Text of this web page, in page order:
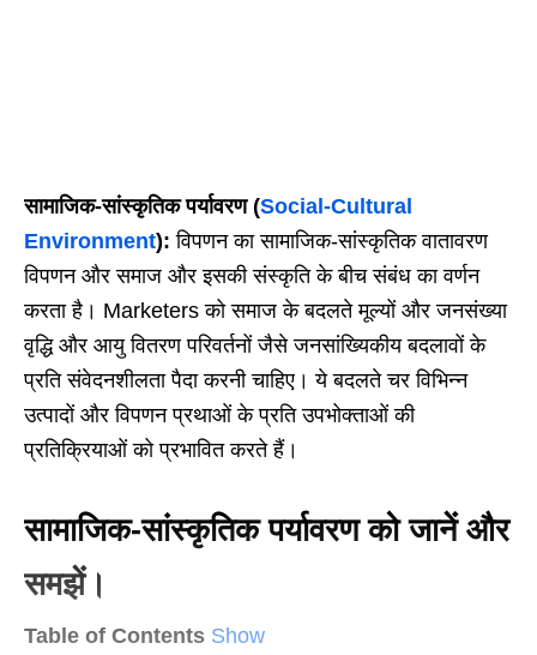
सामाजिक-सांस्कृतिक पर्यावरण (Social-Cultural
Environment): विपणन का सामाजिक-सांस्कृतिक वातावरण
विपणन और समाज और इसकी संस्कृति के बीच संबंध का वर्णन
करता है। Marketers को समाज के बदलते मूल्यों और जनसंख्या
वृद्धि और आयु वितरण परिवर्तनों जैसे जनसांख्यिकीय बदलावों के
प्रति संवेदनशीलता पैदा करनी चाहिए। ये बदलते चर विभिन्न
उत्पादों और विपणन प्रथाओं के प्रति उपभोक्ताओं की
प्रतिक्रियाओं को प्रभावित करते हैं।
सामाजिक-सांस्कृतिक पर्यावरण को जानें और
समझें।
Table of Contents Show